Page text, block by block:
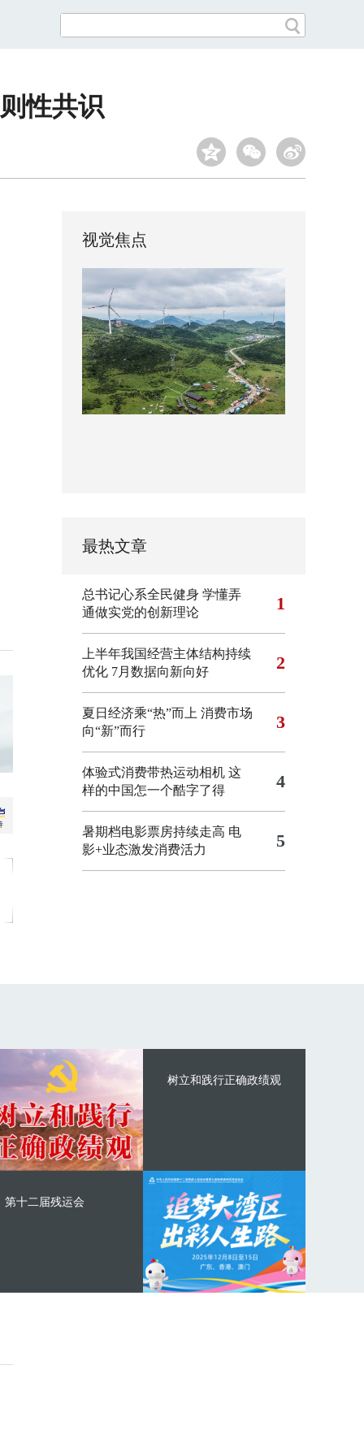
性共识
视觉焦点
最热文章
总书记心系全民健身 学懂弄
通做实党的创新理论
1
上半年我国经营主体结构持续
优化 7月数据向新向好 2
夏日经济乘“热”而上 消费市场
向“新”而行
3
体验式消费带热运动相机 这
样的中国怎一个酷字了得
4
暑期档电影票房持续走高 电
影+业态激发消费活力
5
树立和践行正确政绩观
第十二届残运会